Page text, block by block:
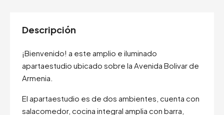
Descripción
¡Bienvenido! a este amplio e iluminado
apartaestudio ubicado sobre la Avenida Bolivar de
Armenia.
El apartaestudio es de dos ambientes, cuenta con
salacomedor, cocina integral amplia con barra,